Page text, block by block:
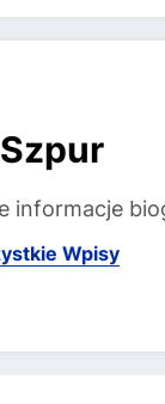
informacje
Wpisy